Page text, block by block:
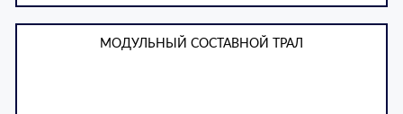
МОДУЛЬНЫЙ СОСТАВНОЙ ТРАЛ